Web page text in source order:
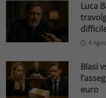
Luca
4
Blasi
euro